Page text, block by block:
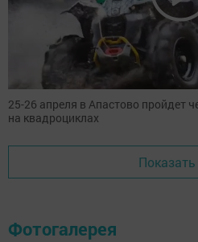
25-26 апреля в Апастово пройдет
на квадроциклах
Фотогалерея